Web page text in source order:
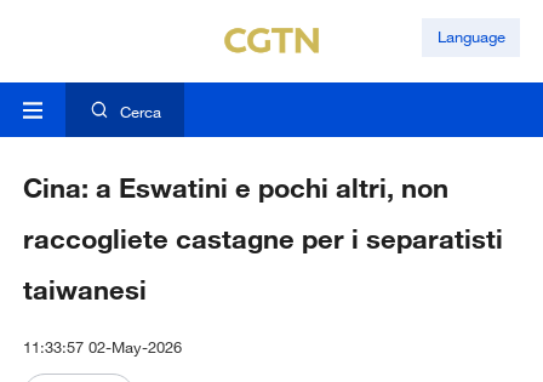
Language
Cerca
Cina: a Eswatini e pochi altri, non
raccogliete castagne per i separatisti
taiwanesi
11:33:57 02-May-2026